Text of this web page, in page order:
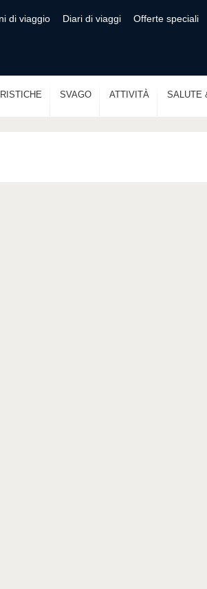
di viaggio Diari di viaggi Offerte speciali
SVAGO ATTIVITÀ SALUTE